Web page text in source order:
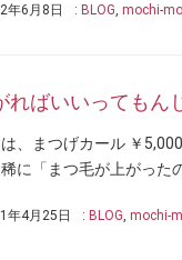
年6月8日 : BLOG mochi-
ればいいってもん
、まつげカール ￥
に「まつ毛が上がった
年4月25日 : BLOG mochi-